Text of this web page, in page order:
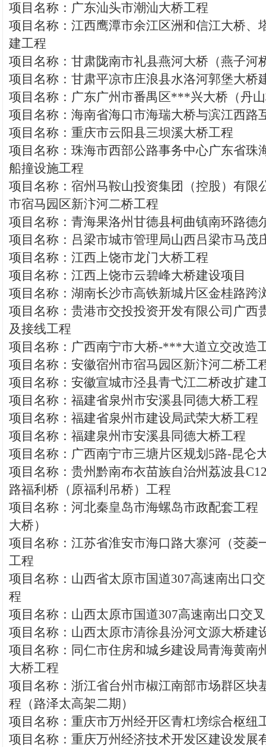
项目名称：广东汕头市潮汕大桥工程
项目名称：江西鹰潭市余江区洲和信江大桥、
建工程
项目名称：甘肃陇南市礼县燕河大桥（燕子河
项目名称：甘肃平凉市庄浪县水洛河郭堡大桥
项目名称：广东广州市番禺区***兴大桥（丹
项目名称：海南省海口市海瑞大桥与滨江西路
项目名称：重庆市云阳县三坝溪大桥工程
项目名称：珠海市西部公路事务中心广东省珠
船撞设施工程
项目名称：宿州马鞍山投资集团（控股）有限
市宿马园区新汴河二桥工程
项目名称：青海果洛州甘德县柯曲镇南环路德
项目名称：吕梁市城市管理局山西吕梁市马茂
项目名称：江西上饶市龙门大桥工程
项目名称：江西上饶市云碧峰大桥建设项目
项目名称：湖南长沙市高铁新城片区金桂路跨
项目名称：贵港市交投投资开发有限公司广
及接线工程
项目名称：广西南宁市大桥-***大道立交改造
项目名称：安徽宿州市宿马园区新汴河二桥工
项目名称：安徽宣城市泾县青弋江二桥改扩建
项目名称：福建省泉州市安溪县同德大桥工程
项目名称：福建省泉州市建设局武荣大桥工程
项目名称：福建泉州市安溪县同德大桥工程
项目名称：广西南宁市三塘片区规划5路-昆仑
项目名称：贵州黔南布衣苗族自治州荔波县
路福利桥（原福利吊桥）工程
项目名称：河北秦皇岛市海螺岛市政配套工程
大桥）
项目名称：江苏省淮安市海口路大寨河（茭菱
工程
项目名称：山西省太原市国道307高速南出口
程
项目名称：山西太原市国道307高速南出口交
项目名称：山西太原市清徐县汾河文源大桥建
项目名称：同仁市住房和城乡建设局青海黄南
大桥工程
项目名称：浙江省台州市椒江南部市场群区块
程（路泽太高架二期）
项目名称：重庆市万州经开区青杠塝综合枢纽
项目名称：重庆万州经济技术开发区建设发展